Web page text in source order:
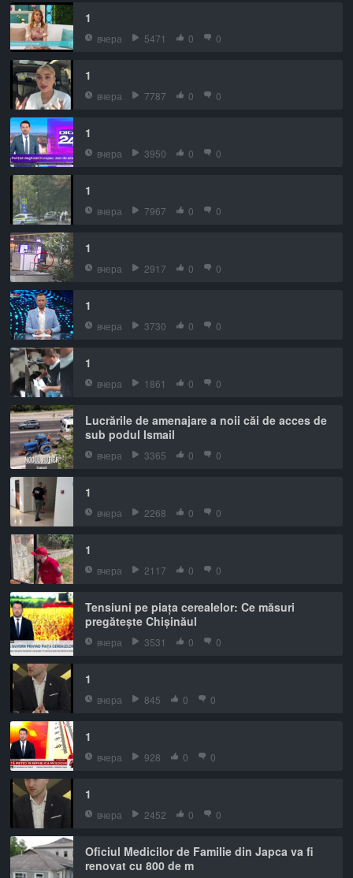
1
вчера 5471 0 0
1
вчера 7787 0 0
1
вчера 3950 0 0
1
вчера 7967 0 0
1
вчера 2917 0 0
1
вчера 3730 0 0
1
вчера 1861 0 0
Lucrările de amenajare a noii căi de acces de
sub podul Ismail
вчера 3365 0 0
1
вчера 2268 0 0
1
вчера 2117 0 0
Tensiuni pe piața cerealelor: Ce măsuri
pregătește Chișinăul
вчера 3531 0 0
1
вчера 845 0 0
1
вчера 928 0 0
1
вчера 2452 0 0
Oficiul Medicilor de Familie din Japca va fi
renovat cu 800 de m